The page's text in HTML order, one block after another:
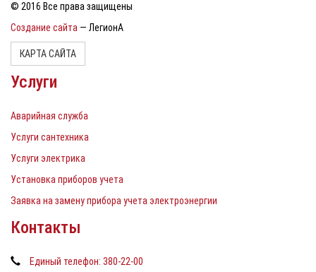
© 2016 Все права защищены
Создание сайта — ЛегионА
КАРТА САЙТА
Услуги
Аварийная служба
Услуги сантехника
Услуги электрика
Установка приборов учета
Заявка на замену прибора учета электроэнергии
Контакты
Единый телефон: 380-22-00